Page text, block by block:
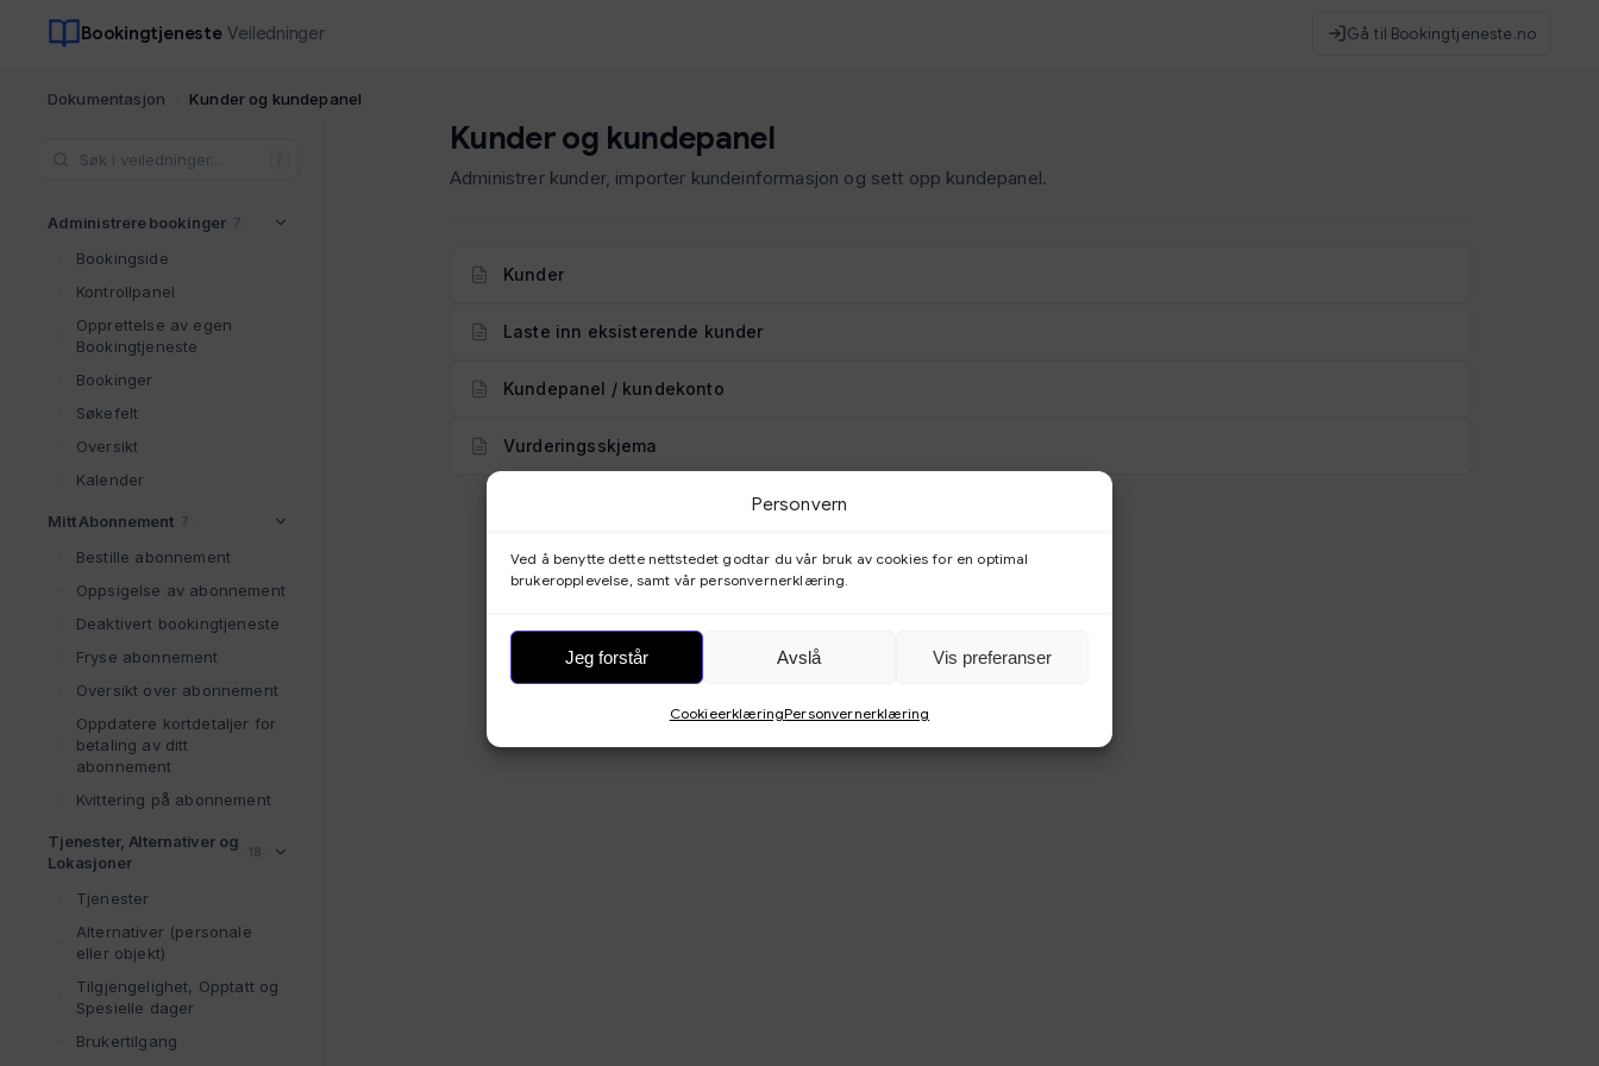
Personvern
Ved å benytte dette nettstedet godtar du vår bruk av cookies for en optimal
brukeropplevelse, samt vår personvernerklæring.
Jeg forstår Avslå Vis preferanser
CookieerklæringPersonvernerklæring
Bookingtjeneste Veiledninger Gå til Bookingtjeneste.no
Dokumentasjon Kunder og kundepanel
Administrere bookinger 7
Bookingside
Kontrollpanel
Opprettelse av egen
Bookingtjeneste
Bookinger
Søkefelt
Oversikt
Kalender
Mitt Abonnement 7
Bestille abonnement
Oppsigelse av abonnement
Deaktivert bookingtjeneste
Fryse abonnement
Oversikt over abonnement
Oppdatere kortdetaljer for
betaling av ditt
abonnement
Kvittering på abonnement
Tjenester, Alternativer og
Lokasjoner
18
Tjenester
Alternativer (personale
eller objekt)
Tilgjengelighet, Opptatt og
Spesielle dager
Brukertilgang
Kunder og kundepanel
Administrer kunder, importer kundeinformasjon og sett opp kundepanel.
Kunder
Laste inn eksisterende kunder
Kundepanel / kundekonto
Vurderingsskjema